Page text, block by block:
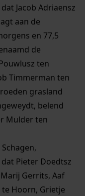
Jacob Adriaensz
aan de
en 77,5
de
ten
Timmerman ten
grasland
belend
Mulder ten
Pieter Doedtsz
Gerrits, Aaf
te Hoorn, Grietje